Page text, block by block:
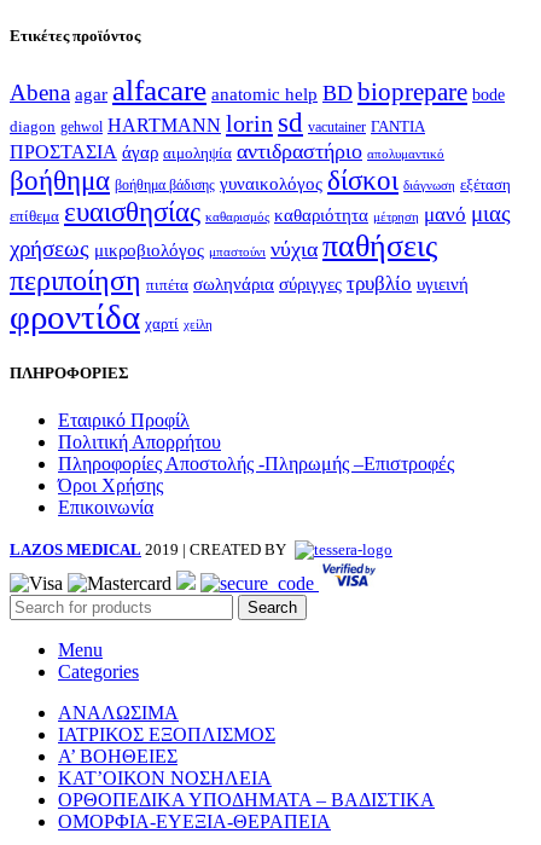
Ετικέτες προϊόντος
Abena agar alfacare anatomic help BD bioprepare bode
diagon gehwol HARTMANN lorin sd vacutainer ΓΑΝΤΙΑ
ΠΡΟΣΤΑΣΙΑ άγαρ αιμοληψία αντιδραστήριο απολυμαντικό
βοήθημα βοήθημα βάδισης γυναικολόγος δίσκοι διάγνωση εξέταση
επίθεμα ευαισθησίας καθαρισμός καθαριότητα μέτρηση μανό μιας
χρήσεως μικροβιολόγος μπαστούνι νύχια παθήσεις
περιποίηση πιπέτα σωληνάρια σύριγγες τρυβλίο υγιεινή
φροντίδα χαρτί χείλη
ΠΛΗΡΟΦΟΡΙΕΣ
Εταιρικό Προφίλ
Πολιτική Απορρήτου
Πληροφορίες Αποστολής -Πληρωμής –Επιστροφές
Όροι Χρήσης
Επικοινωνία
LAZOS MEDICAL 2019 | CREATED BY
Search
Menu
Categories
ΑΝΑΛΩΣΙΜΑ
ΙΑΤΡΙΚΟΣ ΕΞΟΠΛΙΣΜΟΣ
Α’ ΒΟΗΘΕΙΕΣ
ΚΑΤ’ΟΙΚΟΝ ΝΟΣΗΛΕΙΑ
ΟΡΘΟΠΕΔΙΚΑ ΥΠΟΔΗΜΑΤΑ – ΒΑΔΙΣΤΙΚΑ
ΟΜΟΡΦΙΑ-ΕΥΕΞΙΑ-ΘΕΡΑΠΕΙΑ